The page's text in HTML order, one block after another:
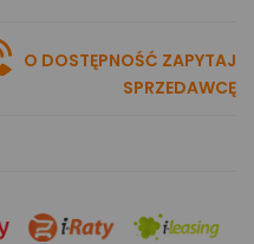
O DOSTĘPNOŚĆ ZAPYTAJ
SPRZEDAWCĘ